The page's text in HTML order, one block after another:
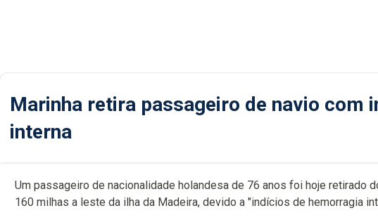
Marinha retira passageiro de navio com
interna
Um passageiro de nacionalidade holandesa de 76 anos foi hoje retirado
160 milhas a leste da ilha da Madeira, devido a "indícios de hemorragia